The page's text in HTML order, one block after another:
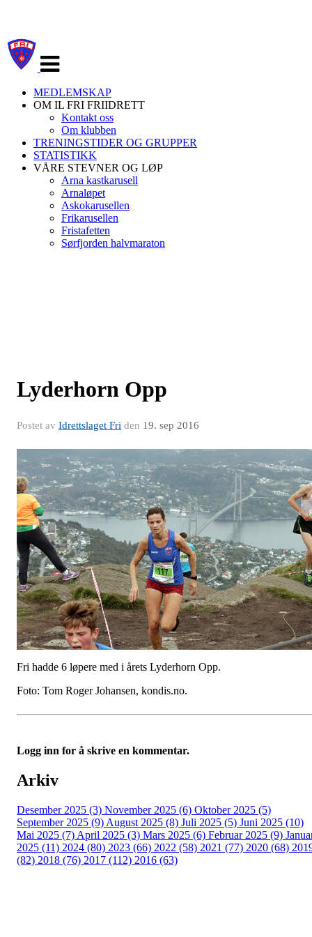
navigasjon
MEDLEMSKAP
OM IL FRI FRIIDRETT
Kontakt oss
Om klubben
TRENINGSTIDER OG GRUPPER
STATISTIKK
VÅRE STEVNER OG LØP
Arna kastkarusell
Arnaløpet
Askokarusellen
Frikarusellen
Fristafetten
Sørfjorden halvmaraton
Lyderhorn Opp
Postet av Idrettslaget Fri den 19. sep 2016
Fri hadde 6 løpere med i årets Lyderhorn Opp.
Foto: Tom Roger Johansen, kondis.no.
Logg inn for å skrive en kommentar.
Arkiv
Desember 2025 (3) November 2025 (6) Oktober 2025 (5)
September 2025 (9) August 2025 (8) Juli 2025 (5) Juni 2025 (10)
Mai 2025 (7) April 2025 (3) Mars 2025 (6) Februar 2025 (9)
2025 (11) 2024 (80) 2023 (66) 2022 (58) 2021 (77) 2020 (68)
(82) 2018 (76) 2017 (112) 2016 (63)